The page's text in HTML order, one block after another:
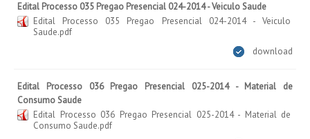
Edital Processo 035 Pregao Presencial 024-2014 - Veiculo Saude
Edital Processo 035 Pregao Presencial 024-2014 - Veiculo
Saude.pdf
download
Edital Processo 036 Pregao Presencial 025-2014 - Material de
Consumo Saude
Edital Processo 036 Pregao Presencial 025-2014 - Material de
Consumo Saude.pdf